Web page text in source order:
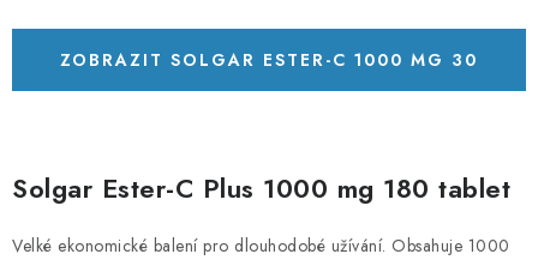
ZOBRAZIT SOLGAR ESTER-C 1000 MG 30
Solgar Ester-C Plus 1000 mg 180 tablet
Velké ekonomické balení pro dlouhodobé užívání. Obsahuje 1000